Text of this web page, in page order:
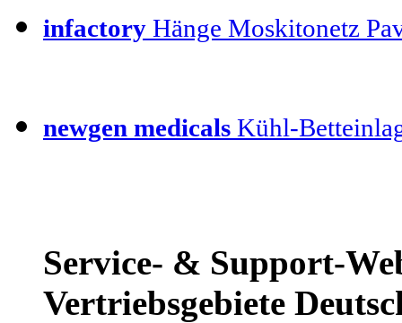
infactory Hänge Moskitonetz
newgen medicals Kühl-
Service- & Support-
Vertriebsgebiete